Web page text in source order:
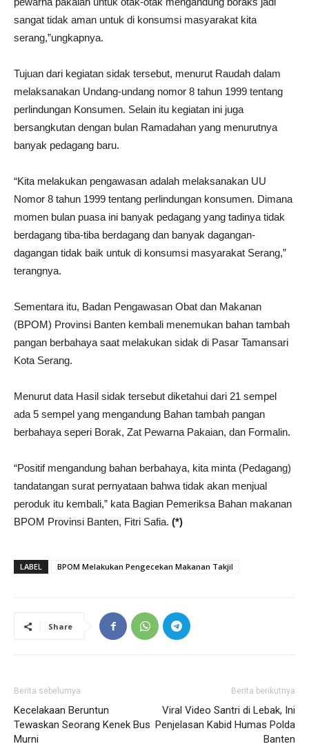
sangat tidak aman untuk di konsumsi masyarakat kita
serang,”ungkapnya.
Tujuan dari kegiatan sidak tersebut, menurut Raudah dalam
melaksanakan Undang-undang nomor 8 tahun 1999 tentang
perlindungan Konsumen. Selain itu kegiatan ini juga
bersangkutan dengan bulan Ramadahan yang menurutnya
banyak pedagang baru.
“Kita melakukan pengawasan adalah melaksanakan UU
Nomor 8 tahun 1999 tentang perlindungan konsumen. Dimana
momen bulan puasa ini banyak pedagang yang tadinya tidak
berdagang tiba-tiba berdagang dan banyak dagangan-
dagangan tidak baik untuk di konsumsi masyarakat Serang,”
terangnya.
Sementara itu, Badan Pengawasan Obat dan Makanan
(BPOM) Provinsi Banten kembali menemukan bahan tambah
pangan berbahaya saat melakukan sidak di Pasar Tamansari
Kota Serang.
Menurut data Hasil sidak tersebut diketahui dari 21 sempel
ada 5 sempel yang mengandung Bahan tambah pangan
berbahaya seperi Borak, Zat Pewarna Pakaian, dan Formalin.
“Positif mengandung bahan berbahaya, kita minta (Pedagang)
tandatangan surat pernyataan bahwa tidak akan menjual
peroduk itu kembali,” kata Bagian Pemeriksa Bahan makanan
BPOM Provinsi Banten, Fitri Safia. (*)
LABEL BPOM Melakukan Pengecekan Makanan Takjil
Share
Berita sebelumya
Kecelakaan Beruntun
Tewaskan Seorang Kenek Bus
Murni
Berita berikutnya
Viral Video Santri di Lebak, Ini
Penjelasan Kabid Humas Polda
Banten